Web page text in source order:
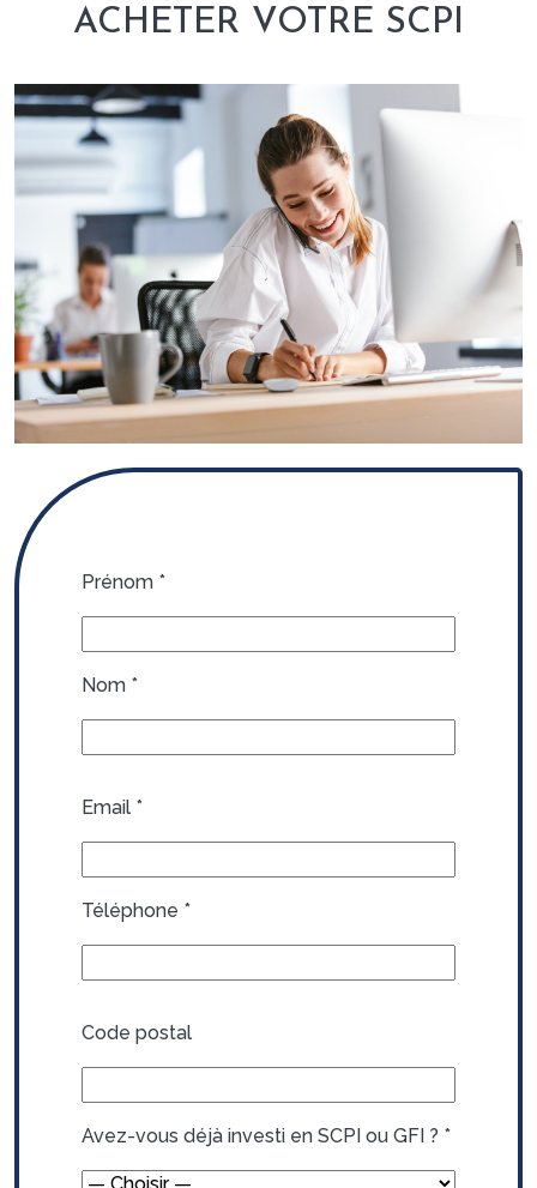
ACHETER VOTRE SCPI
Prénom *
Nom *
Email *
Téléphone *
Code postal
Avez-vous déjà investi en SCPI ou GFI ? *